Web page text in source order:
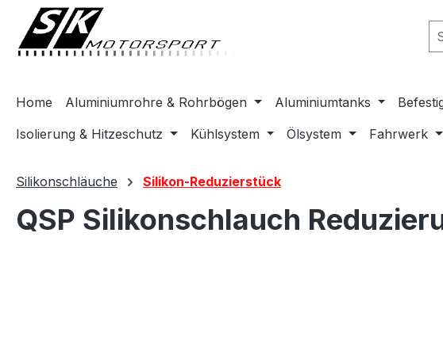
Zur Hauptnavigation springen
Home Aluminiumrohre & Rohrbögen Aluminiumtanks
Isolierung & Hitzeschutz
Kühlsystem Ölsystem Fahrwerk
Silikonschläuche Silikon-Reduzierstück
QSP Silikonschlauch